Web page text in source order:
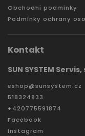
Obchodní podmínky
Podmínky ochrany
Kontakt
SUN SYSTEM
eshop@sunsystem.cz
518324833
+420775591874
Facebook
Instagram